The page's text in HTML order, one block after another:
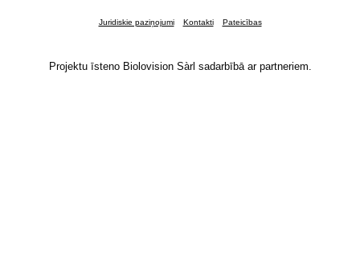
Juridiskie paziņojumi Kontakti Pateicības
Projektu īsteno Biolovision Sàrl sadarbībā ar partneriem.